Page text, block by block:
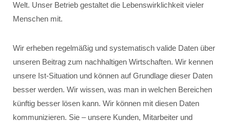
Welt. Unser Betrieb gestaltet die Lebenswirklichkeit vieler
Menschen mit.
Wir erheben regelmäßig und systematisch valide Daten über
unseren Beitrag zum nachhaltigen Wirtschaften. Wir kennen
unsere Ist-Situation und können auf Grundlage dieser Daten
besser werden. Wir wissen, was man in welchen Bereichen
künftig besser lösen kann. Wir können mit diesen Daten
kommunizieren. Sie – unsere Kunden, Mitarbeiter und